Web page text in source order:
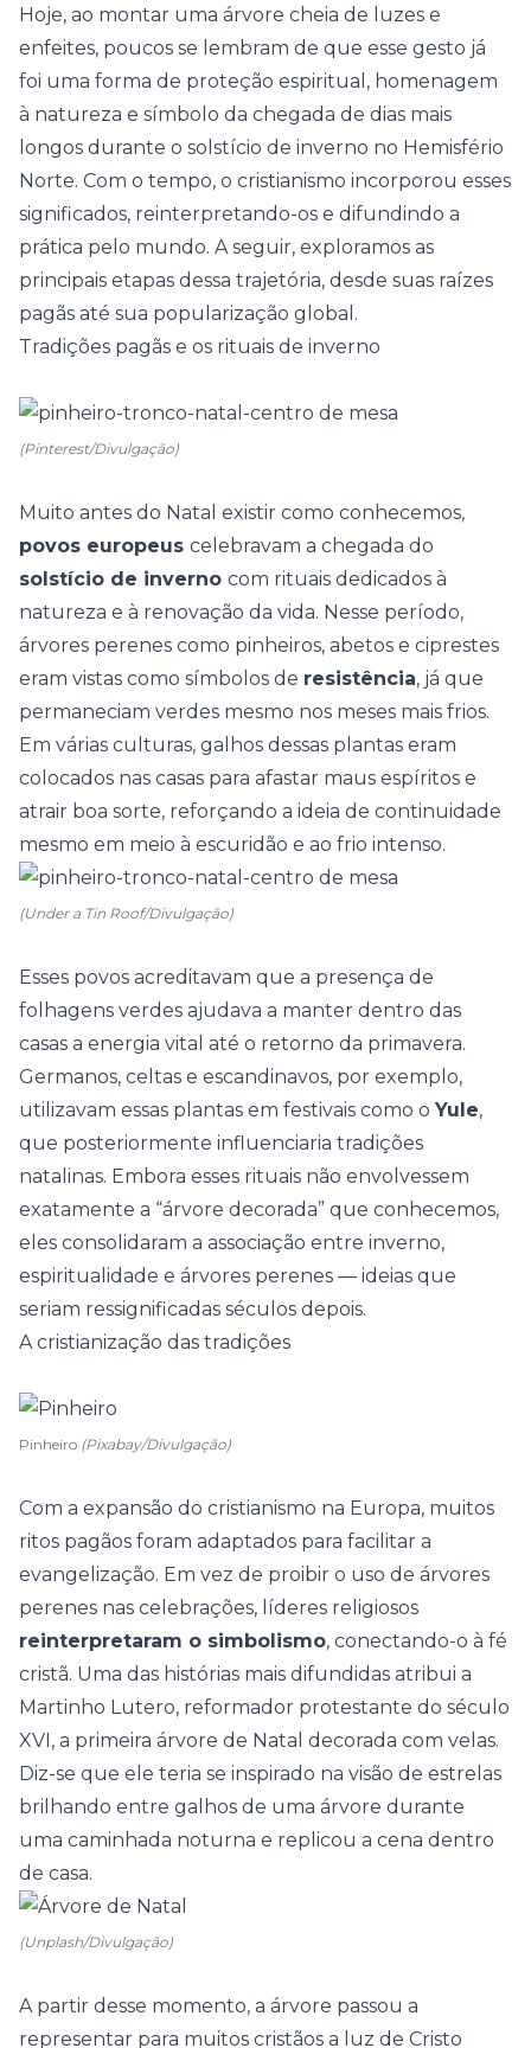
Hoje, ao montar uma árvore cheia de luzes e
enfeites, poucos se lembram de que esse gesto já
foi uma forma de proteção espiritual, homenagem
à natureza e símbolo da chegada de dias mais
longos durante o solstício de inverno no Hemisfério
Norte. Com o tempo, o cristianismo incorporou esses
significados, reinterpretando-os e difundindo a
prática pelo mundo. A seguir, exploramos as
principais etapas dessa trajetória, desde suas raízes
pagãs até sua popularização global.
Tradições pagãs e os rituais de inverno
(Pinterest/Divulgação)
Muito antes do Natal existir como conhecemos,
povos europeus celebravam a chegada do
solstício de inverno com rituais dedicados à
natureza e à renovação da vida. Nesse período,
árvores perenes como pinheiros, abetos e ciprestes
eram vistas como símbolos de resistência, já que
permaneciam verdes mesmo nos meses mais frios.
Em várias culturas, galhos dessas plantas eram
colocados nas casas para afastar maus espíritos e
atrair boa sorte, reforçando a ideia de continuidade
mesmo em meio à escuridão e ao frio intenso.
(Under a Tin Roof/Divulgação)
Esses povos acreditavam que a presença de
folhagens verdes ajudava a manter dentro das
casas a energia vital até o retorno da primavera.
Germanos, celtas e escandinavos, por exemplo,
utilizavam essas plantas em festivais como o Yule,
que posteriormente influenciaria tradições
natalinas. Embora esses rituais não envolvessem
exatamente a “árvore decorada” que conhecemos,
eles consolidaram a associação entre inverno,
espiritualidade e árvores perenes — ideias que
seriam ressignificadas séculos depois.
A cristianização das tradições
Pinheiro (Pixabay/Divulgação)
Com a expansão do cristianismo na Europa, muitos
ritos pagãos foram adaptados para facilitar a
evangelização. Em vez de proibir o uso de árvores
perenes nas celebrações, líderes religiosos
reinterpretaram o simbolismo, conectando-o à fé
cristã. Uma das histórias mais difundidas atribui a
Martinho Lutero, reformador protestante do século
XVI, a primeira árvore de Natal decorada com velas.
Diz-se que ele teria se inspirado na visão de estrelas
brilhando entre galhos de uma árvore durante
uma caminhada noturna e replicou a cena dentro
de casa.
(Unplash/Divulgação)
A partir desse momento, a árvore passou a
representar para muitos cristãos a luz de Cristo